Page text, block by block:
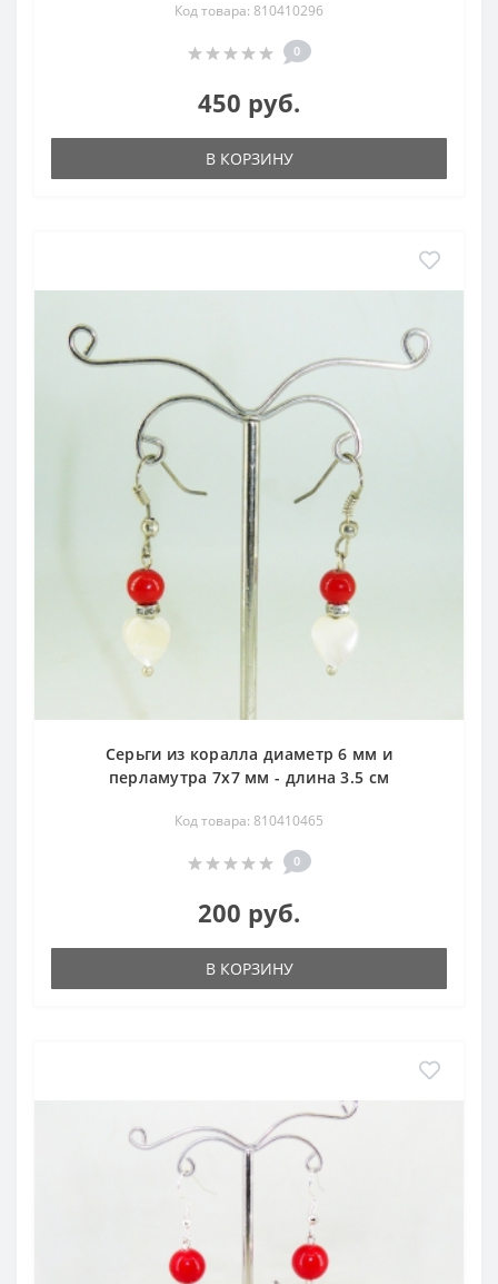
Код товара: 810410296
0
450 руб.
В КОРЗИНУ
Серьги из коралла диаметр 6 мм и
перламутра 7х7 мм - длина 3.5 см
Код товара: 810410465
0
200 руб.
В КОРЗИНУ